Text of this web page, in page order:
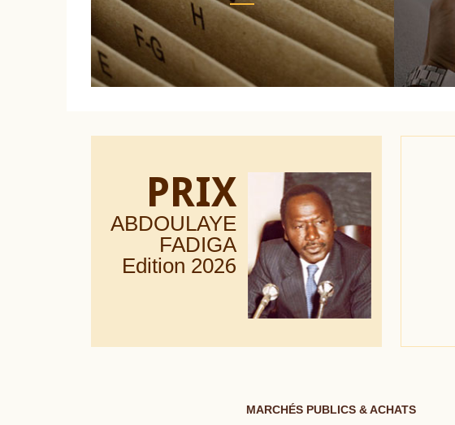
PRIX
ABDOULAYE
FADIGA
Edition 2026
MARCHÉS PUBLICS & ACHATS